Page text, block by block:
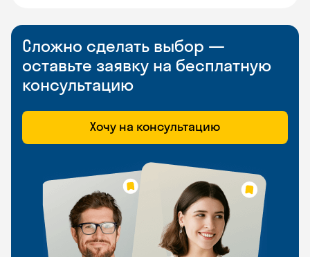
Сложно сделать выбор —
оставьте заявку на бесплатную
консультацию
Хочу на консультацию